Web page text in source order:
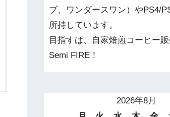
ブ、ワンダースワン）やPS4/
所持しています。
目指すは、自家焙煎コーヒー
Semi FIRE！
2026年8月